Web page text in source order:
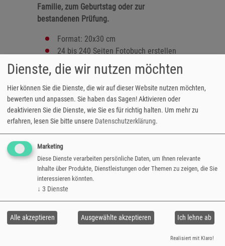
Familie, zum Geburtstag oder zur
bestandenen Prüfung.
Format: 20x30 cm
24 bis 240 Seiten Fotobuch erstellen
ausgearbeitet auf Laserdruckpapier
Einband: matt foliert oder glänzend
lackiert
Klebe- oder Spiralbindung
gestaltbares Hardcover
zahlreiche Designvorlagen verfügbar
Hoch- oder Querformat
versandfertig in 3-5 Tagen
A4/20x30 Fotocover
z.B. 24 Seiten € 32,10
z.B. 28 Seiten € 33,11
z.B. 240 Seiten € 86,64
Jetzt gestalten
Dienste, die wir nutzen möchten
Hier können Sie die Dienste, die wir auf dieser Website nutzen möchten,
bewerten und anpassen. Sie haben das Sagen! Aktivieren oder
deaktivieren Sie die Dienste, wie Sie es für richtig halten. Um mehr zu
erfahren, lesen Sie bitte unsere Datenschutzerklärung.
Marketing
Diese Dienste verarbeiten persönliche Daten, um Ihnen relevante
Inhalte über Produkte, Dienstleistungen oder Themen zu zeigen, die Sie
interessieren könnten.
↓ 3 Dienste
Ich lehne ab
Ausgewählte akzeptieren
Alle akzeptieren
Realisiert mit Klaro!